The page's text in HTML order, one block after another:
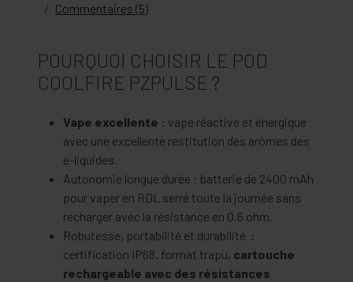
Commentaires (5)
POURQUOI CHOISIR LE POD
COOLFIRE PZPULSE ?
Vape excellente : vape réactive et énergique
avec une excellente restitution des arômes des
e-liquides.
Autonomie longue durée : batterie de 2400 mAh
pour vaper en RDL serré toute la journée sans
recharger avec la résistance en 0,6 ohm.
Robutesse, portabilité et durabilité :
certification IP68, format trapu, cartouche
rechargeable avec des résistances